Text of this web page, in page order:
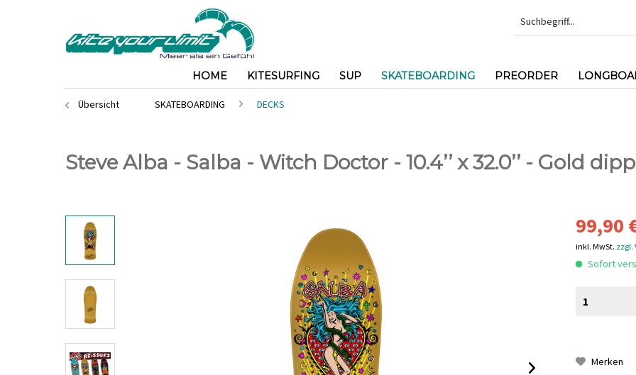
HOME KITESURFING SUP SKATEBOARDING PREORDER
Übersicht SKATEBOARDING DECKS
Steve Alba - Salba - Witch Doctor - 10.4’’ x 32.0’’ - Gold
99,90
inkl. MwSt. zzgl.
Sofort
1
Merken